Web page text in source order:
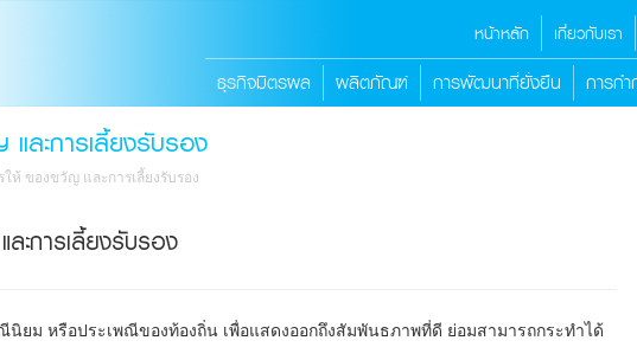
หน้าหลัก เกี่ยวกับเรา
ธุรกิจมิตรผล ผลิตภัณฑ์ การพัฒนาที่ยั่งยืน การก
ละการเลี้ยงรับรอง
ห้ ของขวัญ และการเลี้ยงรับรอง
ะการเลี้ยงรับรอง
ม หรือประเพณีของท้องถิ่น เพื่อแสดงออกถึงสัมพันธภาพที่ดี ย่อมสามารถกระทำได้